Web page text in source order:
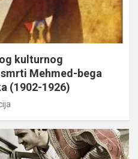
kulturnog
Mehmed-bega
(1902-1926)